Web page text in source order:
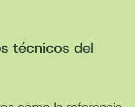
técnicos del